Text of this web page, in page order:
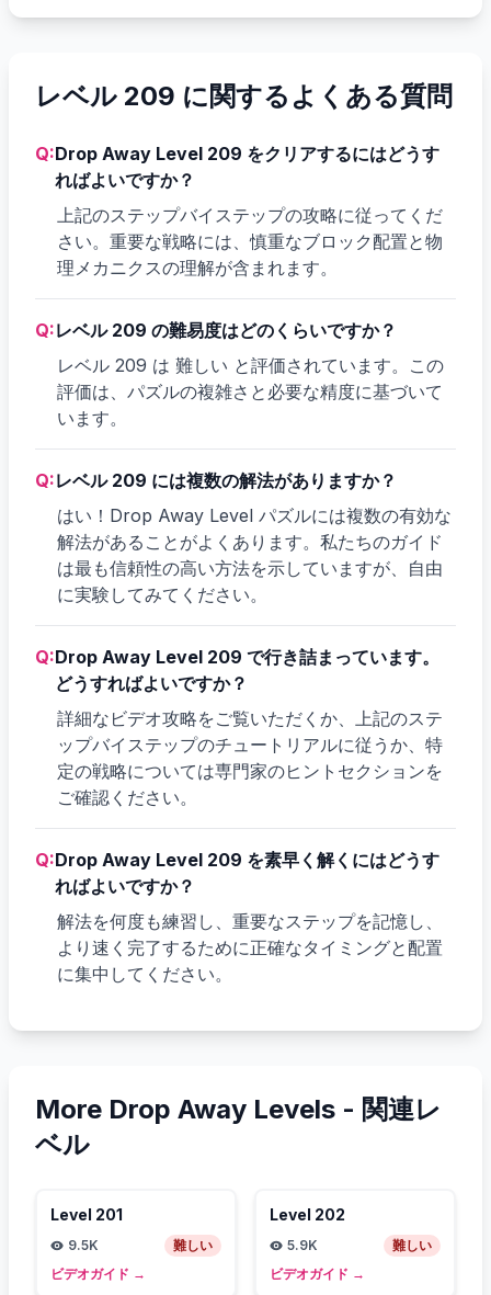
レベル 209 に関するよくある質問
Q:Drop Away Level 209 をクリアするにはどうす
ればよいですか？
上記のステップバイステップの攻略に従ってくだ
さい。重要な戦略には、慎重なブロック配置と物
理メカニクスの理解が含まれます。
Q:レベル 209 の難易度はどのくらいですか？
レベル 209 は 難しい と評価されています。この
評価は、パズルの複雑さと必要な精度に基づいて
います。
Q:レベル 209 には複数の解法がありますか？
はい！Drop Away Level パズルには複数の有効な
解法があることがよくあります。私たちのガイド
は最も信頼性の高い方法を示していますが、自由
に実験してみてください。
Q:Drop Away Level 209 で行き詰まっています。
どうすればよいですか？
詳細なビデオ攻略をご覧いただくか、上記のステ
ップバイステップのチュートリアルに従うか、特
定の戦略については専門家のヒントセクションを
ご確認ください。
Q:Drop Away Level 209 を素早く解くにはどうす
ればよいですか？
解法を何度も練習し、重要なステップを記憶し、
より速く完了するために正確なタイミングと配置
に集中してください。
More Drop Away Levels - 関連レ
ベル
Level 201
9.5K
難しい
ビデオガイド →
Level 202
5.9K
難しい
ビデオガイド →